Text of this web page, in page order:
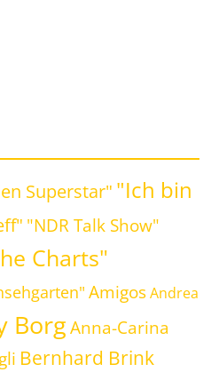
Superstar" "Ich bin
"NDR Talk Show"
Charts"
Amigos Andrea
Borg Anna-Carina
Bernhard Brink